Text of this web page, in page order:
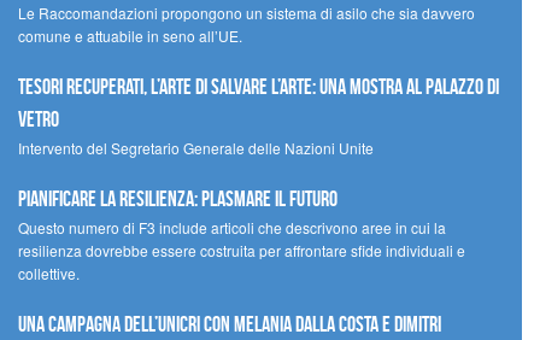
Le Raccomandazioni propongono un sistema di asilo che sia davvero
comune e attuabile in seno all’UE.
Tesori recuperati, l’arte di salvare l’arte: una mostra al Palazzo di
Vetro
Intervento del Segretario Generale delle Nazioni Unite
Pianificare la resilienza: plasmare il futuro
Questo numero di F3 include articoli che descrivono aree in cui la
resilienza dovrebbe essere costruita per affrontare sfide individuali e
collettive.
Una campagna dell’UNICRI con Melania Dalla Costa e Dimitri